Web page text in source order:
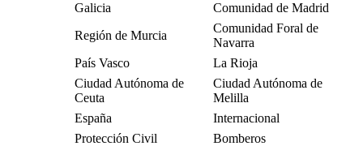
Galicia
Comunidad de Madrid
Región de Murcia
Comunidad Foral de
Navarra
País Vasco
La Rioja
Ciudad Autónoma de
Ceuta
Ciudad Autónoma de
Melilla
España
Internacional
Protección Civil
Bomberos